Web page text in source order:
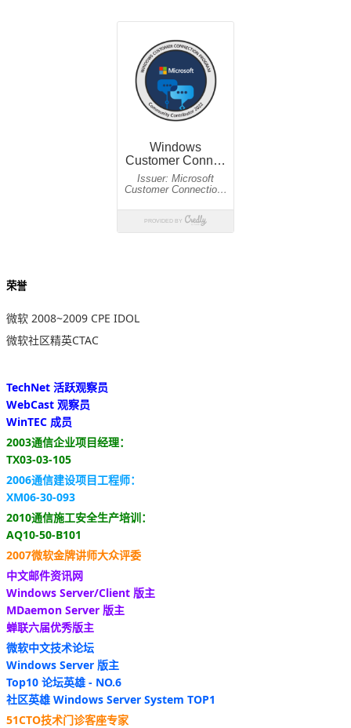
荣誉
微软 2008~2009 CPE IDOL
微软社区精英CTAC
TechNet 活跃观察员
WebCast 观察员
WinTEC 成员
2003通信企业项目经理：
TX03-03-105
2006通信建设项目工程师：
XM06-30-093
2010通信施工安全生产培训：
AQ10-50-B101
2007微软金牌讲师大众评委
中文邮件资讯网
Windows Server/Client 版主
MDaemon Server 版主
蝉联六届优秀版主
微软中文技术论坛
Windows Server 版主
Top10 论坛英雄 - NO.6
社区英雄 Windows Server System TOP1
51CTO技术门诊客座专家